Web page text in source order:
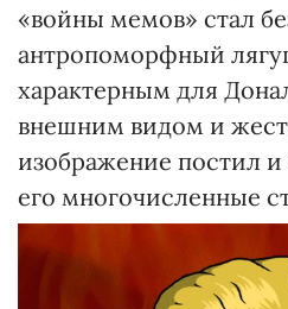
«войны мемов» стал
антропоморфный
характерным для
внешним видом и
изображение постил
его многочисленные